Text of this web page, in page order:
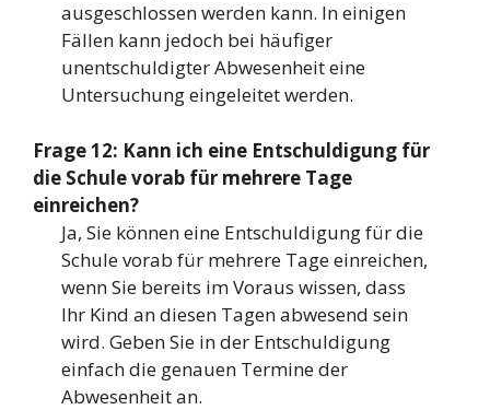
ausgeschlossen werden kann. In einigen
Fällen kann jedoch bei häufiger
unentschuldigter Abwesenheit eine
Untersuchung eingeleitet werden.
Frage 12: Kann ich eine Entschuldigung für
die Schule vorab für mehrere Tage
einreichen?
Ja, Sie können eine Entschuldigung für die
Schule vorab für mehrere Tage einreichen,
wenn Sie bereits im Voraus wissen, dass
Ihr Kind an diesen Tagen abwesend sein
wird. Geben Sie in der Entschuldigung
einfach die genauen Termine der
Abwesenheit an.